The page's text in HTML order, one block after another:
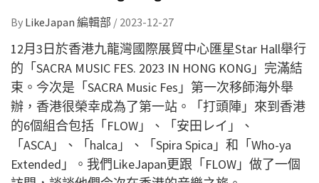
By LikeJapan 編輯部 / 2023-12-27
12月3日於香港九龍灣國際展貿中心匯星Star Hall舉行
的「SACRA MUSIC FES. 2023 IN HONG KONG」完滿結
束。今次是「SACRA Music Fes 」第一次移師海外舉
辦，香港很榮幸成為了第一站。「打頭陣」來到香港
的6個組合包括「FLOW」、「安田レイ」、
「ASCA」、「halca」、「Spira Spica」和「Who-ya
Extended」。 我們LikeJapan更跟「FLOW」做了一個